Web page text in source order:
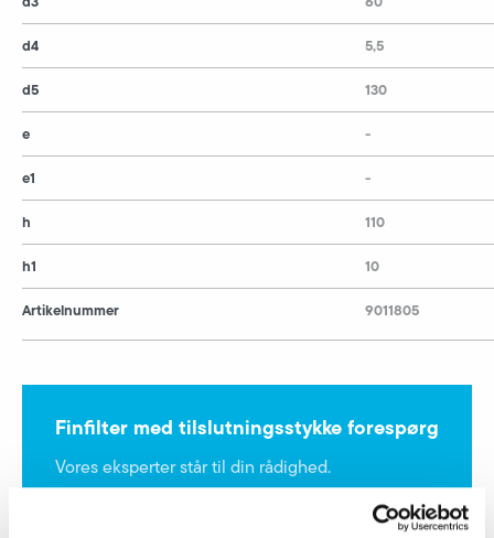
d4
d5
e
e1
h
h1
Artikelnummer
5,5
130
-
-
110
10
9011805
Finfilter med tilslutningsstykke forespørg
Vores eksperter står til din rådighed.
Forespørg nu